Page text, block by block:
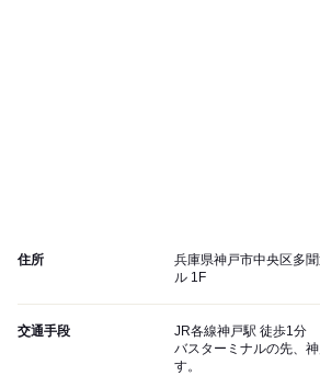
住所
兵庫県神戸市中央区多
ル 1F
交通手段
JR各線神戸駅 徒歩1分
バスターミナルの先、
す。